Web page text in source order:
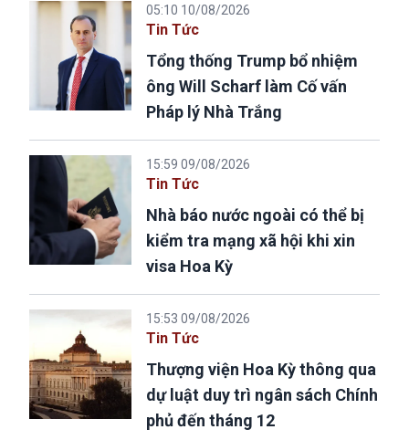
05:10 10/08/2026
Tin Tức
Tổng thống Trump bổ nhiệm
ông Will Scharf làm Cố vấn
Pháp lý Nhà Trắng
15:59 09/08/2026
Tin Tức
Nhà báo nước ngoài có thể bị
kiểm tra mạng xã hội khi xin
visa Hoa Kỳ
15:53 09/08/2026
Tin Tức
Thượng viện Hoa Kỳ thông qua
dự luật duy trì ngân sách Chính
phủ đến tháng 12